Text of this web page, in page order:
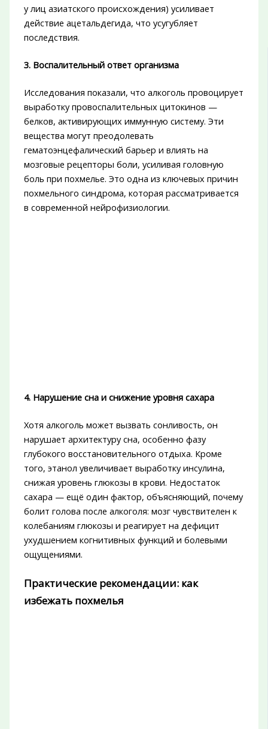
у лиц азиатского происхождения) усиливает
действие ацетальдегида, что усугубляет
последствия.
3. Воспалительный ответ организма
Исследования показали, что алкоголь провоцирует
выработку провоспалительных цитокинов —
белков, активирующих иммунную систему. Эти
вещества могут преодолевать
гематоэнцефалический барьер и влиять на
мозговые рецепторы боли, усиливая головную
боль при похмелье. Это одна из ключевых причин
похмельного синдрома, которая рассматривается
в современной нейрофизиологии.
4. Нарушение сна и снижение уровня сахара
Хотя алкоголь может вызвать сонливость, он
нарушает архитектуру сна, особенно фазу
глубокого восстановительного отдыха. Кроме
того, этанол увеличивает выработку инсулина,
снижая уровень глюкозы в крови. Недостаток
сахара — ещё один фактор, объясняющий, почему
болит голова после алкоголя: мозг чувствителен к
колебаниям глюкозы и реагирует на дефицит
ухудшением когнитивных функций и болевыми
ощущениями.
Практические рекомендации: как
избежать похмелья